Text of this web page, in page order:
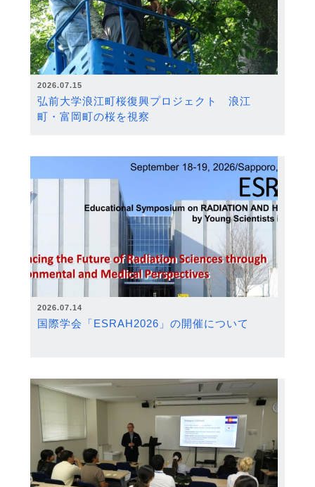
2026.07.15
弘前大学浪江町桜復興プロジェクト 浪江
町・富岡町の桜を視察
2026.07.14
国際学会「ESRAH2026」の開催について